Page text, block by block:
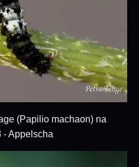
(Papilio machaon) na
- Appelscha